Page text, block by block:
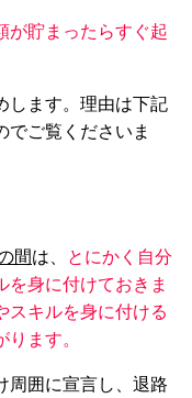
が貯まったらすぐ起
します。理由は下記
でご覧くださいま
間は、 とにかく自分
身に付けておきま
スキルを身に付ける
ます。
周囲に宣言し、退路